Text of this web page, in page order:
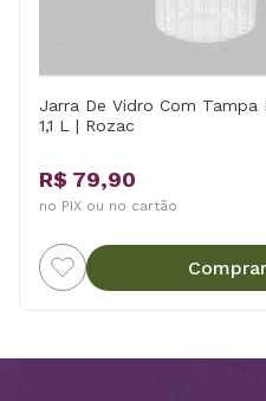
Jarra De Vidro Com Tampa
1,1 L | Rozac
R$ 79,90
no PIX ou no cartão
Comprar